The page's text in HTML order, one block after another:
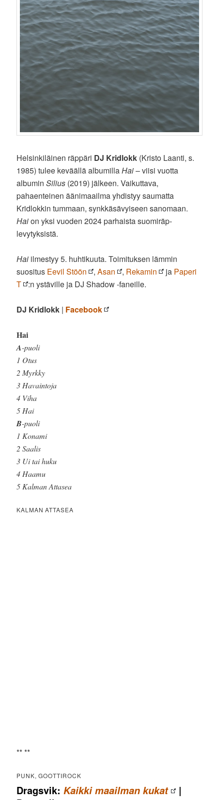
Helsinkiläinen räppäri DJ Kridlokk (Kristo Laanti, s.
1985) tulee keväällä albumillaHai– viisi vuotta
albuminSilius (2019) jälkeen. Vaikuttava,
pahaenteinen äänimaailma yhdistyy saumatta
Kridlokkin tummaan, synkkäsävyiseen sanomaan.
Haion yksi vuoden 2024 parhaista suomiräp-
levytyksistä.
Hai ilmestyy 5. huhtikuuta. Toimituksen lämmin
suositus Eevil Stöön ,Asan , Rekamin ja Paperi
T
:n ystäville ja DJ Shadow -faneille.
DJ Kridlokk | Facebook
Hai
A-puoli
1 Otus
2 Myrkky
3 Havaintoja
4 Viha
5 Hai
B-puoli
1 Konami
2 Saalis
3 Ui tai huku
4 Haamu
5 Kalman Attasea
KALMAN ATTASEA
** **
PUNK, GOOTTIROCK
Dragsvik:Kaikki maailman kukat
|